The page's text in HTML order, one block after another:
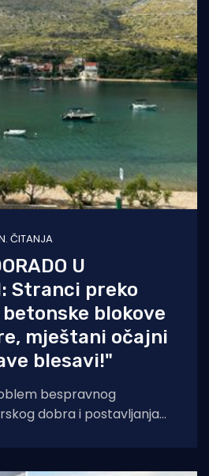
ČITANJA
U
Stranci preko
blokove
mještani očajni
blesavi!"
bespravnog
dobra i postavljanja